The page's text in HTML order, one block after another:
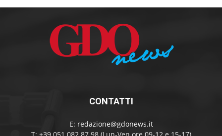
CONTATTI
E: redazione@gdonews.it